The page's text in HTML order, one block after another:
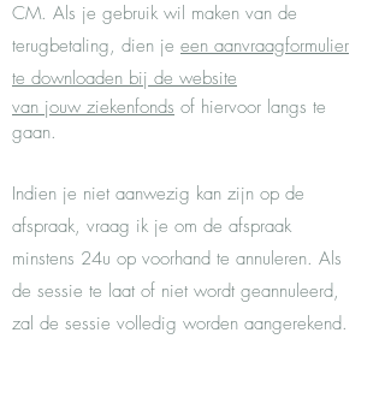
CM. Als je gebruik wil maken van de
terugbetaling, dien je een aanvraagformulier
te downloaden bij de website
van jouw ziekenfonds of hiervoor langs te
gaan.
Indien je niet aanwezig kan zijn op de
afspraak, vraag ik je om de afspraak
minstens 24u op voorhand te annuleren. Als
de sessie te laat of niet wordt geannuleerd,
zal de sessie volledig worden aangerekend.